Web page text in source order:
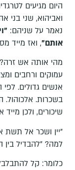
היום מגיעים
ואביהוא, שני בני
נאמר על שניהם:
אותם", ואז מייד
מהי אותה אש
עמוקים ורחבים
אנשים גדולים.
בשכרות. אלכוהול.
שיכורים, ולכן
"יין ושכר אל תשת
למה? "להבדיל בין
כלומר: קל